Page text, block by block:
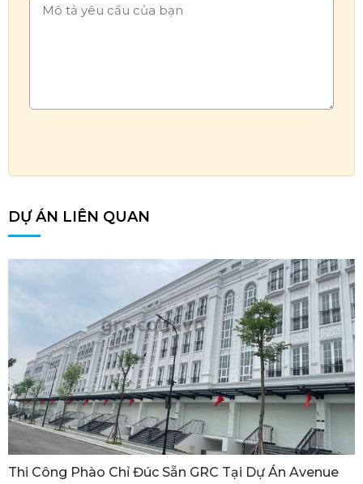
DỰ ÁN LIÊN QUAN
Thi Công Phào Chỉ Đúc Sẵn GRC Tại Dự Án Avenue